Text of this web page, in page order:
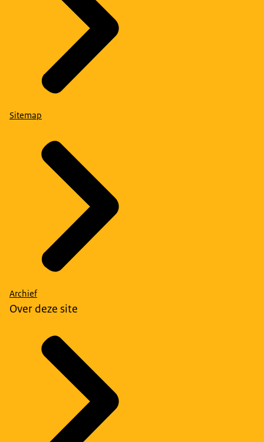
Sitemap
Archief
Over deze site